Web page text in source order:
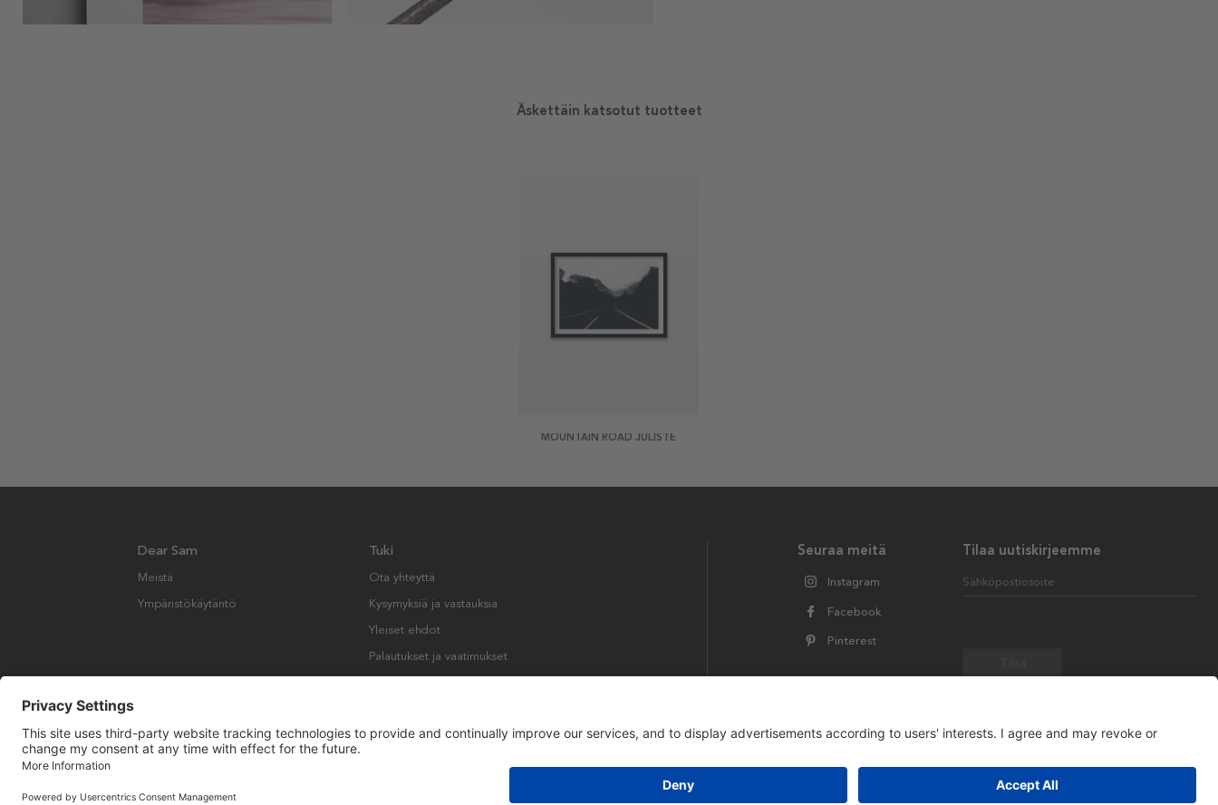
Äskettäin katsotut tuotteet
MOUNTAIN ROAD JULISTE
Tilaa uutiskirjeemme
Sähköpostiosoite
Seuraa meitä
Instagram
Facebook
Pinterest
Dear Sam
Meistä
Ympäristökäytäntö
Tuki
Ota yhteyttä
Kysymyksiä ja vastauksia
Yleiset ehdot
Palautukset ja vaatimukset